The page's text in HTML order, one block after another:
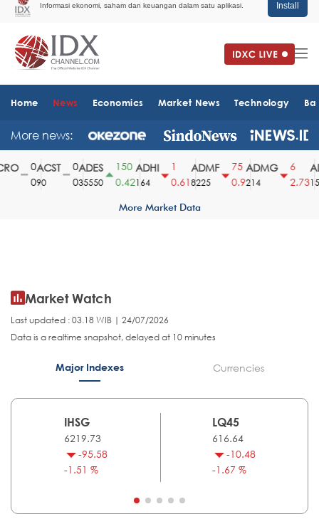
Informasi ekonomi, saham dan keuangan dalam satu aplikasi. Install
Home News Economics Market News Technology
More news:
ACST
90
ADES
35550
150
0.42
ADHI
164
0.61
ADMF
8225
75
0.9
ADMG
214
2.73
More Market Data
Market Watch
Last updated : 03.18 WIB | 24/07/2026
Data is a realtime snapshot, delayed at 10 minutes
Major Indexes Currencies
IHSG
6219.73
-95.58
-1.51 %
LQ45
616.64
-10.48
-1.67 %